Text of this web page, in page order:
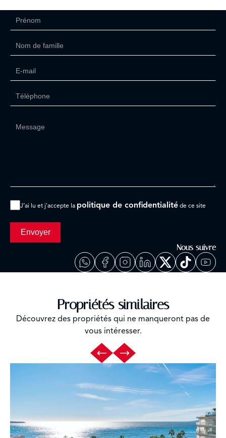
J’ai lu et j'accepte la politique de confidentialité de ce site
Envoyer
Nous suivre
Propriétés similaires
Découvrez des propriétés qui ne manqueront pas de
vous intéresser.